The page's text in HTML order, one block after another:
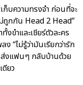
บความทรงจำ ก่อนที่จะ
ถูกกัน Head 2 Head”
ขำและเชียร์ตัวละคร
“ไม่รู้ว่ามันเรียกว่ารัก
ส่งแฟนๆ กลับบ้านด้วย
ยว